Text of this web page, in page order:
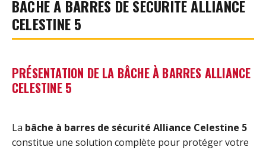
BÂCHE À BARRES DE SÉCURITÉ ALLIANCE
CELESTINE 5
PRÉSENTATION DE LA BÂCHE À BARRES ALLIANCE
CELESTINE 5
La bâche à barres de sécurité Alliance Celestine 5
constitue une solution complète pour protéger votre